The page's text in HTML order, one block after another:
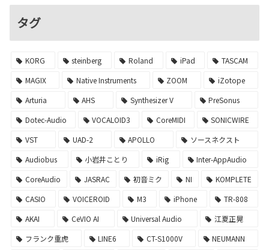
タグ
KORG steinberg Roland iPad
TASCAM
MAGIX
Native Instruments ZOOM
iZotope
Arturia
AHS Synthesizer V
PreSonus
Dotec-Audio
VOCALOID3 CoreMIDI
SONICWIRE
VST
UAD-2 APOLLO
ソースネクスト
Audiobus
小岩井ことり iRig
Inter-AppAudio
CoreAudio
JASRAC 初音ミク NI
KOMPLETE
CASIO
VOICEROID M3 iPhone
TR-808
AKAI
CeVIO AI Universal Audio
江夏正晃
フランク重虎
LINE6 CT-S1000V
NEUMANN